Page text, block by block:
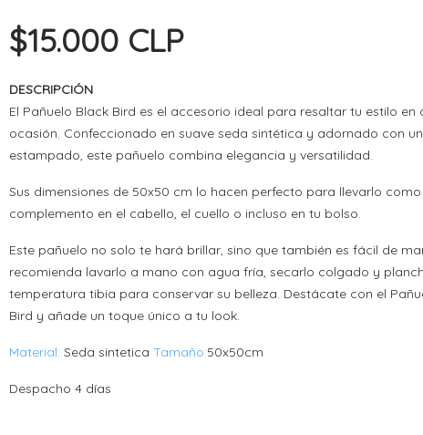
$15.000 CLP
DESCRIPCIÓN
El Pañuelo Black Bird es el accesorio ideal para resaltar tu estilo en
ocasión. Confeccionado en suave seda sintética y adornado con
estampado, este pañuelo combina elegancia y versatilidad.
Sus dimensiones de 50x50 cm lo hacen perfecto para llevarlo como
complemento en el cabello, el cuello o incluso en tu bolso.
Este pañuelo no solo te hará brillar, sino que también es fácil de
recomienda lavarlo a mano con agua fría, secarlo colgado y
temperatura tibia para conservar su belleza. Destácate con el
Bird y añade un toque único a tu look.
Material: Seda sintetica Tamaño:50x50cm
Despacho 4 días